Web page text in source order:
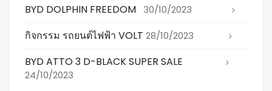
BYD DOLPHIN FREEDOM 30/10/2023
กิจกรรม รถยนต์ไฟฟ้า VOLT 28/10/2023
BYD ATTO 3 D-BLACK SUPER SALE
24/10/2023